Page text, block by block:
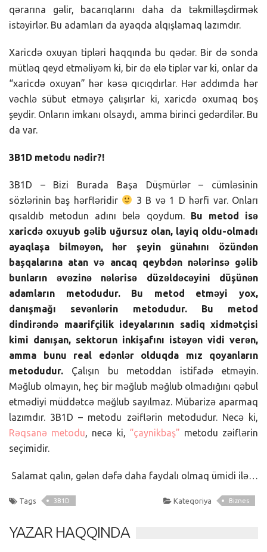
qərarına gəlir, bacarıqlarını daha da təkmilləşdirmək
istəyirlər. Bu adamları da ayaqda alqışlamaq lazımdır.
Xaricdə oxuyan tipləri haqqında bu qədər. Bir də sonda
mütləq qeyd etməliyəm ki, bir də elə tiplər var ki, onlar da
“xaricdə oxuyan” hər kəsə qıcıqdırlar. Hər addımda hər
vəchlə sübut etməyə çalışırlar ki, xaricdə oxumaq boş
şeydir. Onların imkanı olsaydı, amma birinci gedərdilər. Bu
da var.
3B1D metodu nədir?!
3B1D – Bizi Burada Başa Düşmürlər – cümləsinin
sözlərinin baş hərfləridir
3 B və 1 D hərfi var. Onları
qısaldıb metodun adını belə qoydum. Bu metod isə
xaricdə oxuyub gəlib uğursuz olan, layiq oldu-olmadı
ayaqlaşa bilməyən, hər şeyin günahını özündən
başqalarına atan və ancaq qeybdən nələrinsə gəlib
bunların əvəzinə nələrisə düzəldəcəyini düşünən
adamların metodudur.
Bu metod etməyi yox,
danışmağı sevənlərin metodudur. Bu metod
dindirəndə maarifçilik ideyalarının sadiq xidmətçisi
kimi danışan, sektorun inkişafını istəyən vidi verən,
amma bunu real edənlər olduqda mız qoyanların
metodudur. Çalışın bu metoddan istifadə etməyin.
Məğlub olmayın, heç bir məğlub məğlub olmadığını qəbul
etmədiyi müddətcə məğlub sayılmaz. Mübarizə aparmaq
lazımdır. 3B1D – metodu zəiflərin metodudur. Necə ki,
Rəqsanə metodu, necə ki, “çaynikbaş” metodu zəiflərin
seçimidir.
Salamat qalın, gələn dəfə daha faydalı olmaq ümidi ilə…
Tags 3B1D Kateqoriya Biznes
YAZAR HAQQINDA